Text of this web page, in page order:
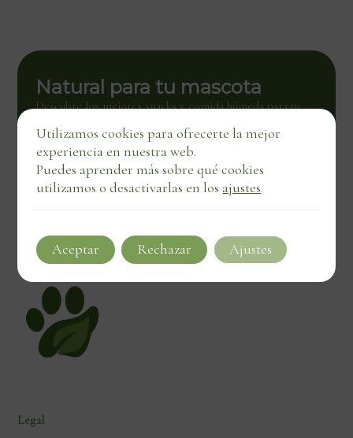
Natural para tu mascota
Descubre los mejores snacks y comida húmeda para tu
negocios locales.
Ver tienda
Legal
Utilizamos cookies para ofrecerte la mejor
experiencia en nuestra web.
Puedes aprender más sobre qué cookies
utilizamos o desactivarlas en los ajustes.
Aceptar Rechazar Ajustes